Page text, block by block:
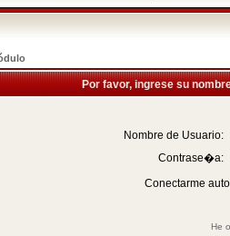
Por favor, ingrese su
Nombre de Usuario:
Contrase�a:
Conectarme
He